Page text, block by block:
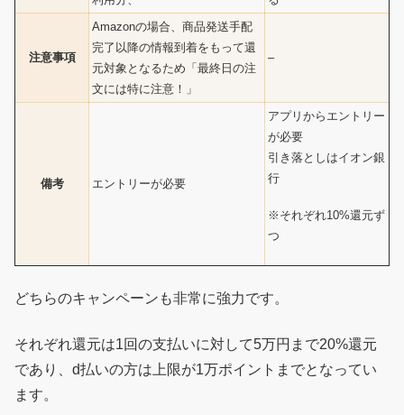
注意事項
Amazonの場合、商品発送手配
完了以降の情報到着をもって還
元対象となるため「最終日の注
文には特に注意！」
–
備考 エントリーが必要
アプリからエントリー
が必要
引き落としはイオン銀
行
※それぞれ10%還元ず
つ
どちらのキャンペーンも非常に強力です。
それぞれ還元は1回の支払いに対して5万円まで20%還元
であり、d払いの方は上限が1万ポイントまでとなってい
ます。